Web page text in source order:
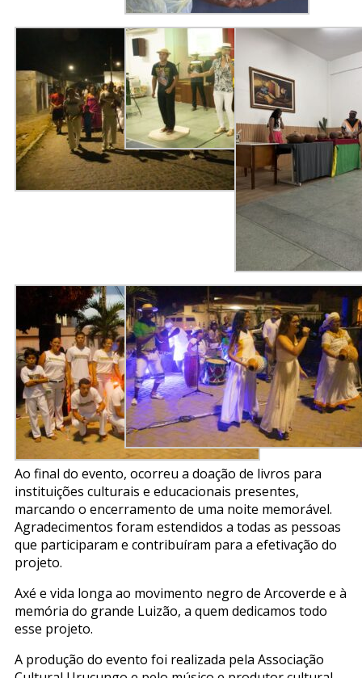
Ao final do evento, ocorreu a doação de livros para
instituições culturais e educacionais presentes,
marcando o encerramento de uma noite memorável.
Agradecimentos foram estendidos a todas as pessoas
que participaram e contribuíram para a efetivação do
projeto.
Axé e vida longa ao movimento negro de Arcoverde e à
memória do grande Luizão, a quem dedicamos todo
esse projeto.
A produção do evento foi realizada pela Associação